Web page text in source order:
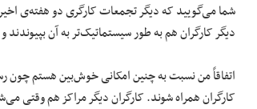
شما می‌گویید که دیگر تجمعات کارگری دو هفته‌ی اخیر
دیگر کارگران هم به طور سیستماتیک‌تر به آن
اتفاقاً من نسبت به چنین امکانی خوش‌بین هستم
کارگران همراه شوند. کارگران دیگر مراکز هم وقتی